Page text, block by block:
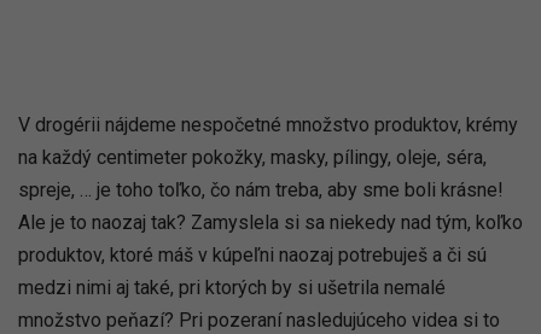
V drogérii nájdeme nespočetné množstvo produktov, krémy
na každý centimeter pokožky, masky, pílingy, oleje, séra,
spreje, … je toho toľko, čo nám treba, aby sme boli krásne!
Ale je to naozaj tak? Zamyslela si sa niekedy nad tým, koľko
produktov, ktoré máš v kúpeľni naozaj potrebuješ a či sú
medzi nimi aj také, pri ktorých by si ušetrila nemalé
množstvo peňazí? Pri pozeraní nasledujúceho videa si to